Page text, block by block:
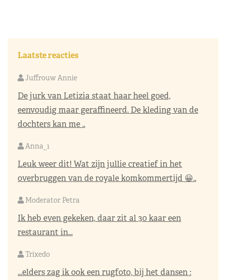
Laatste reacties
Juffrouw Annie
De jurk van Letizia staat haar heel goed,
eenvoudig maar geraffineerd. De kleding van de
dochters kan me ..
Anna_1
Leuk weer dit! Wat zijn jullie creatief in het
overbruggen van de royale komkommertijd 😀..
Moderator Petra
Ik heb even gekeken, daar zit al 30 kaar een
restaurant in...
Trixedo
...elders zag ik ook een rugfoto, bij het dansen :